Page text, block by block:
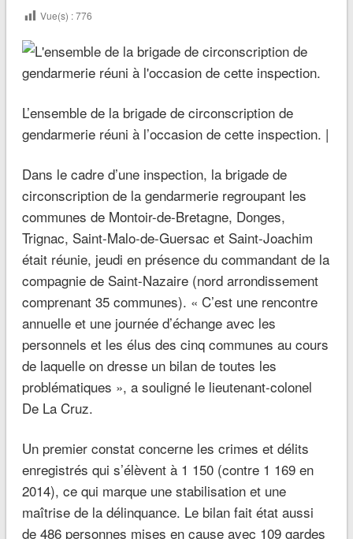
Vue(s) :776
L’ensemble de la brigade de circonscription de
gendarmerie réuni à l’occasion de cette inspection. |
Dans le cadre d’une inspection, la brigade de
circonscription de la gendarmerie regroupant les
communes de Montoir-de-Bretagne, Donges,
Trignac, Saint-Malo-de-Guersac et Saint-Joachim
était réunie, jeudi en présence du commandant de la
compagnie de Saint-Nazaire (nord arrondissement
comprenant 35 communes). « C’est une rencontre
annuelle et une journée d’échange avec les
personnels et les élus des cinq communes au cours
de laquelle on dresse un bilan de toutes les
problématiques », a souligné le lieutenant-colonel
De La Cruz.
Un premier constat concerne les crimes et délits
enregistrés qui s’élèvent à 1 150 (contre 1 169 en
2014), ce qui marque une stabilisation et une
maîtrise de la délinquance. Le bilan fait état aussi
de 486 personnes mises en cause avec 109 gardes